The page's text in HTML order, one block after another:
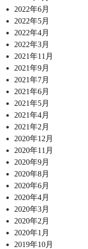
2022年6月
2022年5月
2022年4月
2022年3月
2021年11月
2021年9月
2021年7月
2021年6月
2021年5月
2021年4月
2021年2月
2020年12月
2020年11月
2020年9月
2020年8月
2020年6月
2020年4月
2020年3月
2020年2月
2020年1月
2019年10月